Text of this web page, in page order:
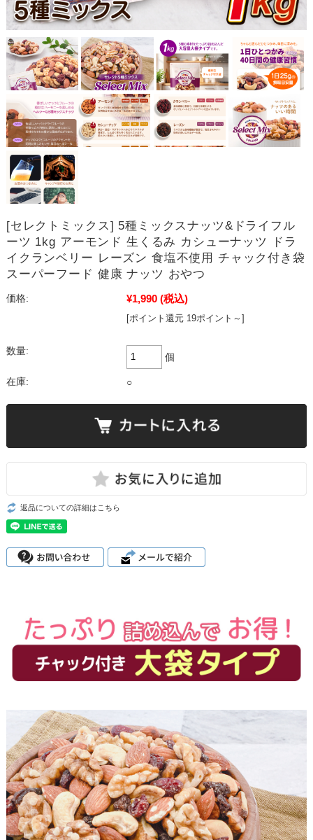
[セレクトミックス] 5種ミックスナッツ&ドライフル
ーツ 1kg アーモンド 生くるみ カシューナッツ ドラ
イクランベリー レーズン 食塩不使用 チャック付き袋
スーパーフード 健康 ナッツ おやつ
価格: ¥1,990 (税込)
[ポイント還元 19ポイント～]
数量:
個
在庫: ○
返品についての詳細はこちら